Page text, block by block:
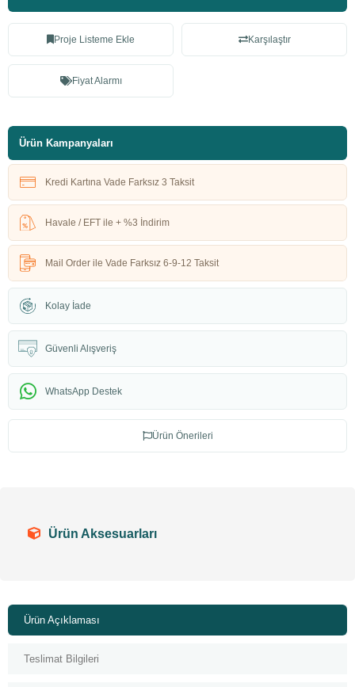
Proje Listeme Ekle Karşılaştır
Fiyat Alarmı
Ürün Kampanyaları
Kredi Kartına Vade Farksız 3 Taksit
Havale / EFT ile + %3 İndirim
Mail Order ile Vade Farksız 6-9-12 Taksit
Kolay İade
Güvenli Alışveriş
WhatsApp Destek
Ürün Önerileri
Ürün Aksesuarları
Ürün Açıklaması
Teslimat Bilgileri